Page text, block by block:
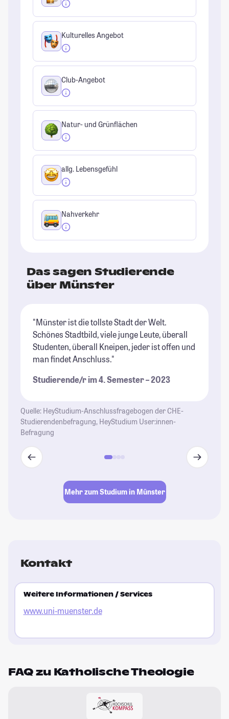
Kulturelles Angebot
Club-Angebot
Natur- und Grünflächen
allg. Lebensgefühl
Nahverkehr
Das sagen Studierende
über Münster
"Münster ist die tollste Stadt der Welt.
Schönes Stadtbild, viele junge Leute, überall
Studenten, überall Kneipen, jeder ist offen und
man findet Anschluss."
Studierende/r im 4. Semester – 2023
Quelle: HeyStudium-Anschlussfragebogen der CHE-
Studierendenbefragung, HeyStudium User:innen-
Befragung
Mehr zum Studium in Münster
Kontakt
Weitere Informationen / Services
www.uni-muenster.de
FAQ zu Katholische Theologie